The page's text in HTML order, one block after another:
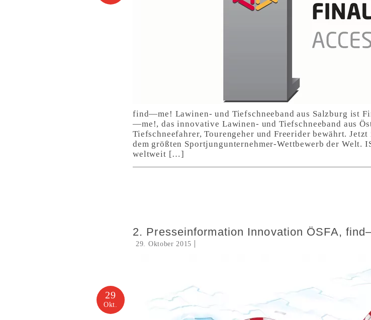
find—me! Lawinen- und Tiefschneeband aus Salzburg ist
—me!, das innovative Lawinen- und Tiefschneeband aus
Tiefschneefahrer, Tourengeher und Freerider bewährt.
dem größten Sportjungunternehmer-Wettbewerb der Welt.
weltweit […]
2. Presseinformation Innovation ÖSFA,
29. Oktober 2015
29
Okt.